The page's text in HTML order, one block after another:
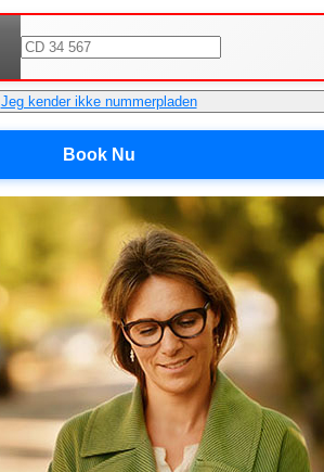
Jeg kender ikke nummerpladen
Book Nu